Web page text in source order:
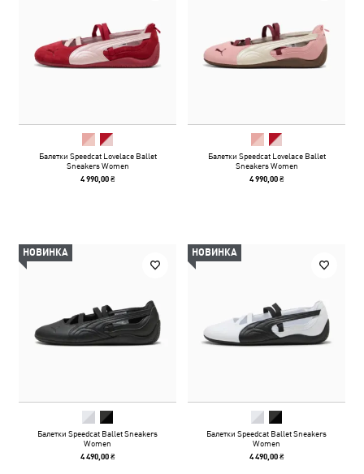
Балетки Speedcat Lovelace Ballet
Sneakers Women
4 990,00 ₴
Балетки Speedcat Lovelace Ballet
Sneakers Women
4 990,00 ₴
НОВИНКА
Балетки Speedcat Ballet Sneakers
Women
4 490,00 ₴
НОВИНКА
Балетки Speedcat Ballet Sneakers
Women
4 490,00 ₴